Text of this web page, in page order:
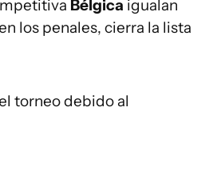
Bélgica igualan
los penales, cierra la lista
torneo debido al